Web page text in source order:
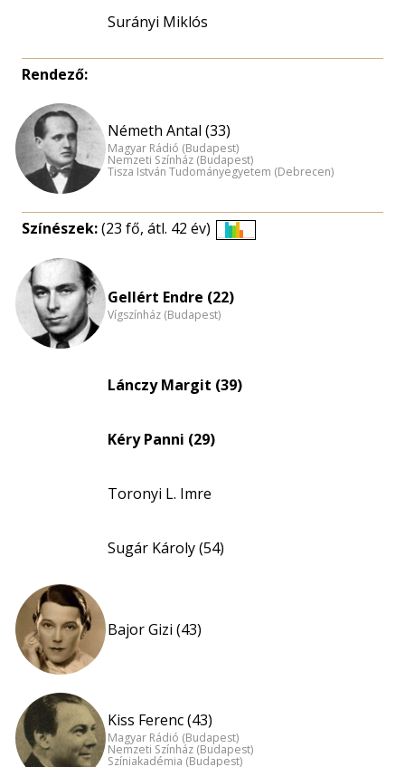
Surányi Miklós
Rendező:
Németh Antal (33)
Magyar Rádió (Budapest)
Nemzeti Színház (Budapest)
Tisza István Tudományegyetem (Debrecen)
Színészek:(23 fő, átl. 42 év)
Gellért Endre (22)
Vígszínház (Budapest)
Lánczy Margit (39)
Kéry Panni (29)
Toronyi L. Imre
Sugár Károly (54)
Bajor Gizi (43)
Kiss Ferenc (43)
Magyar Rádió (Budapest)
Nemzeti Színház (Budapest)
Színiakadémia (Budapest)